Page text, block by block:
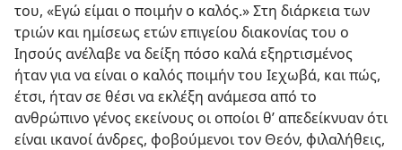
του, «Εγώ είμαι ο ποιμήν ο καλός.» Στη διάρκεια των
τριών και ημίσεως ετών επιγείου διακονίας του ο
Ιησούς ανέλαβε να δείξη πόσο καλά εξηρτισμένος
ήταν για να είναι ο καλός ποιμήν του Ιεχωβά, και πώς,
έτσι, ήταν σε θέσι να εκλέξη ανάμεσα από το
ανθρώπινο γένος εκείνους οι οποίοι θ’ απεδείκνυαν ότι
είναι ικανοί άνδρες, φοβούμενοι τον Θεόν, φιλαλήθεις,